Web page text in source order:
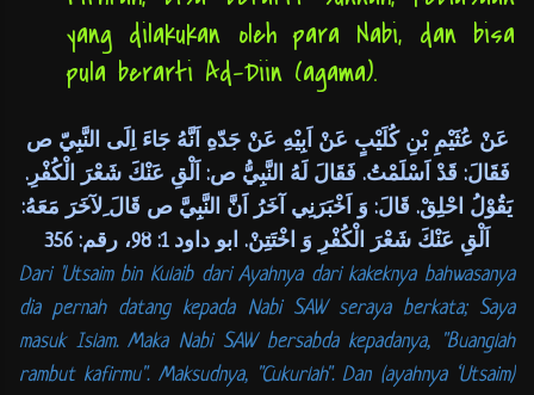
yang dilakukan oleh para Nabi, dan bisa
pula berarti Ad-Diin (agama).
عَنْ عُثَيْمِ بْنِ كُلَيْبٍ عَنْ اَبِيْهِ عَنْ جَدّهِ اَنَّهُ جَاءَ اِلَى النَّبِيّ ص
فَقَالَ: قَدْ اَسْلَمْتُ. فَقَالَ لَهُ النَّبِيُّ ص: اَلْقِ عَنْكَ شَعْرَ الْكُفْرِ.
يَقُوْلُ احْلِقْ. قَالَ: وَ اَخْبَرَنِي آخَرُ اَنَّ النَّبِيَّ ص قَالَ ِلآخَرَ مَعَهُ:
اَلْقِ عَنْكَ شَعْرَ الْكُفْرِ وَ اخْتَتِنْ. ابو داود 1: 98، رقم: 356
Dari 'Utsaim bin Kulaib dari Ayahnya dari kakeknya bahwasanya
dia pernah datang kepada Nabi SAW seraya berkata; Saya
masuk Islam. Maka Nabi SAW bersabda kepadanya, "Buanglah
rambut kafirmu". Maksudnya, "Cukurlah". Dan (ayahnya ‘Utsaim)